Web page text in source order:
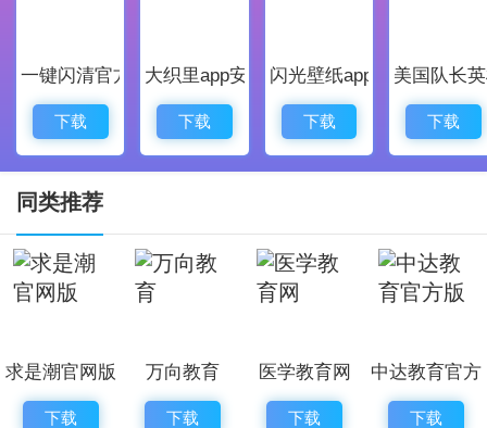
户随时在线进行自我检查和复习；
-用户可以轻松学习更多的知识点，以帮助用户轻松
进行自我检查；
-让用户随时随地来到平台轻松学习！提供高质量的
-这是一款非常可靠的新型学习软件，可以根据用户
需求，制定相应的学习计划。
大牛自考软件有很多自考的课程可供用户进行选择,
更有专业老师在线进行讲课,这是一个很好的学习软件,可
一键闪清官方最新版
下载
大织里app安卓版
下载
闪光壁纸app安卓最新版
下载
美国队长
下载
同类推荐
求是潮官网版
下载
万向教育
下载
医学教育网
下载
中达教育官方
版
下载